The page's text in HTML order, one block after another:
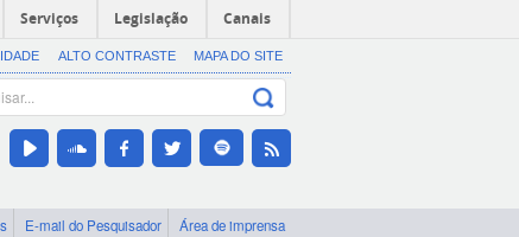
Serviços Legislação Canais
ALTO CONTRASTE MAPA DO SITE
E-mail do Pesquisador Área de imprensa